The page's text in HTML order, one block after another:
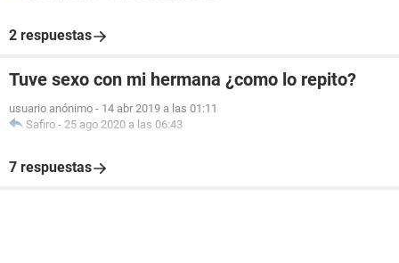
2 respuestas
Tuve sexo con mi hermana ¿como lo repito?
usuario anónimo - 14 abr 2019 a las 01:11
Safiro - 25 ago 2020 a las 06:43
7 respuestas